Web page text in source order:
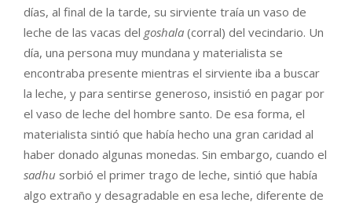
días, al final de la tarde, su sirviente traía un vaso de
leche de las vacas del goshala (corral) del vecindario. Un
día, una persona muy mundana y materialista se
encontraba presente mientras el sirviente iba a buscar
la leche, y para sentirse generoso, insistió en pagar por
el vaso de leche del hombre santo. De esa forma, el
materialista sintió que había hecho una gran caridad al
haber donado algunas monedas. Sin embargo, cuando el
sadhu sorbió el primer trago de leche, sintió que había
algo extraño y desagradable en esa leche, diferente de